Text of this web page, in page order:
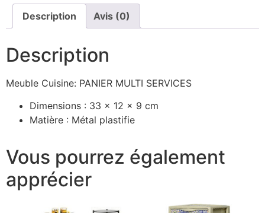
Description Avis (0)
Description
Meuble Cuisine: PANIER MULTI SERVICES
Dimensions : 33 x 12 x 9 cm
Matière : Métal plastifie
Vous pourrez également
apprécier